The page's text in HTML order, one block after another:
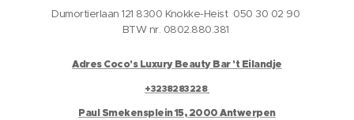
Dumortierlaan 121 8300 Knokke-Heist 050 30 02 90
BTW nr. 0802.880.381
Adres Coco's Luxury Beauty Bar 't Eilandje
+3238283228
Paul Smekensplein 15, 2000 Antwerpen